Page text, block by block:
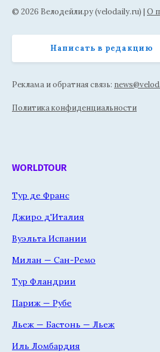
© 2026 Велодейли.ру (velodaily.ru) | О
Написать в редакцию
Реклама и обратная связь:
Политика конфиденциальности
WORLDTOUR
Тур де Франс
Джиро д'Италия
Вуэльта Испании
Милан — Сан-Ремо
Тур Фландрии
Париж — Рубе
Льеж — Бастонь — Льеж
Иль Ломбардия